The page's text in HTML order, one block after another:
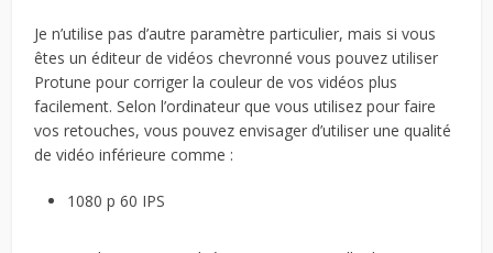
Je n’utilise pas d’autre paramètre particulier, mais si vous
êtes un éditeur de vidéos chevronné vous pouvez utiliser
Protune pour corriger la couleur de vos vidéos plus
facilement. Selon l’ordinateur que vous utilisez pour faire
vos retouches, vous pouvez envisager d’utiliser une qualité
de vidéo inférieure comme :
1080 p 60 IPS